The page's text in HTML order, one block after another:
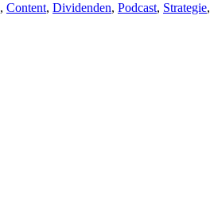
, Content, Dividenden, Podcast, Strategie,